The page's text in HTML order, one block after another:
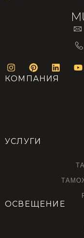
КОМПАНИЯ
УСЛУГИ
ОСВЕЩЕНИЕ